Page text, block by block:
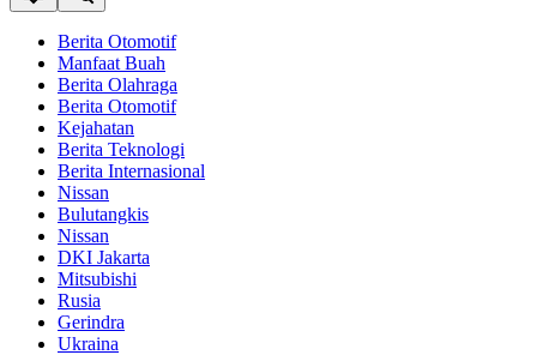
Berita Otomotif
Manfaat Buah
Berita Olahraga
Berita Otomotif
Kejahatan
Berita Teknologi
Berita Internasional
Nissan
Bulutangkis
Nissan
DKI Jakarta
Mitsubishi
Rusia
Gerindra
Ukraina